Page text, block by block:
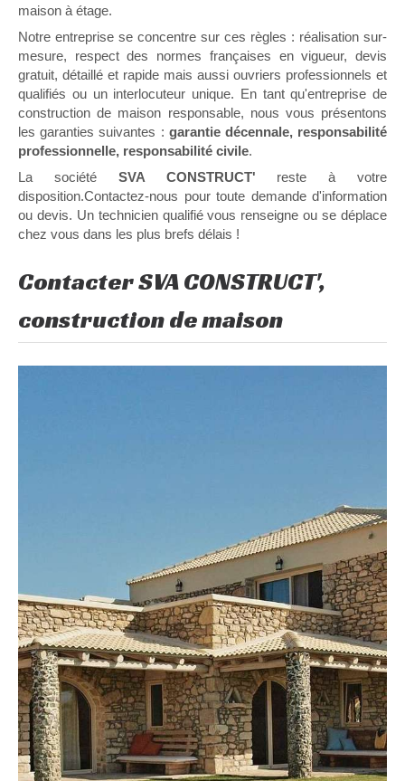
maison à étage.
Notre entreprise se concentre sur ces règles : réalisation sur-
mesure, respect des normes françaises en vigueur, devis
gratuit, détaillé et rapide mais aussi ouvriers professionnels et
qualifiés ou un interlocuteur unique. En tant qu'entreprise de
construction de maison responsable, nous vous présentons
les garanties suivantes : garantie décennale, responsabilité
professionnelle, responsabilité civile.
La société SVA CONSTRUCT' reste à votre
disposition.Contactez-nous pour toute demande d'information
ou devis. Un technicien qualifié vous renseigne ou se déplace
chez vous dans les plus brefs délais !
Contacter SVA CONSTRUCT',
construction de maison